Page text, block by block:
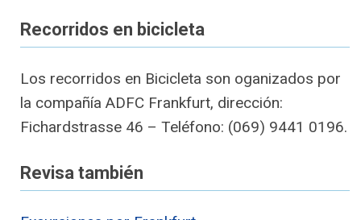
Recorridos en bicicleta
Los recorridos en Bicicleta son oganizados por
la compañía ADFC Frankfurt, dirección:
Fichardstrasse 46 – Teléfono: (069) 9441 0196.
Revisa también